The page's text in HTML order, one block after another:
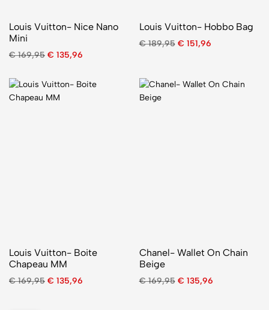
Louis Vuitton- Nice Nano
Mini
€169,95 € 135,96
Louis Vuitton- Hobbo Bag
€189,95 € 151,96
Louis Vuitton- Boite
Chapeau MM
€169,95 € 135,96
Chanel- Wallet On Chain
Beige
€169,95 € 135,96